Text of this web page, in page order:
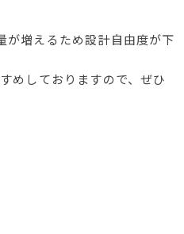
が増えるため設計自由度が下
めしておりますので、ぜひ